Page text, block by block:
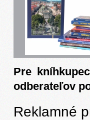
Pre
odberateľov
Reklamné